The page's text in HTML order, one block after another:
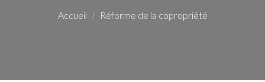
Accueil Réforme de la copropriété